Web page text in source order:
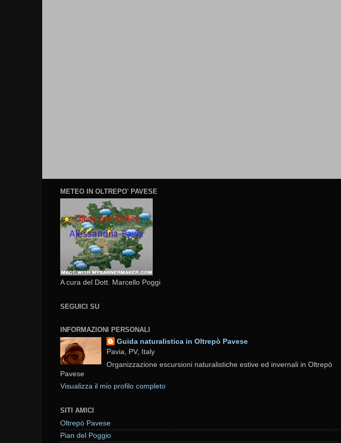
METEO IN OLTREPO' PAVESE
A cura del Dott. Marcello Poggi
SEGUICI SU
INFORMAZIONI PERSONALI
Guida naturalistica in Oltrepò Pavese
Pavia, PV, Italy
Organizzazione escursioni naturalistiche estive ed invernali in Oltrepò
Pavese
Visualizza il mio profilo completo
SITI AMICI
Oltrepò Pavese
Pian del Poggio